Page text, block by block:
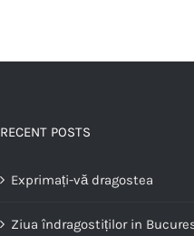
RECENT POSTS
Exprimați-vă dragostea
Ziua îndragostiților in